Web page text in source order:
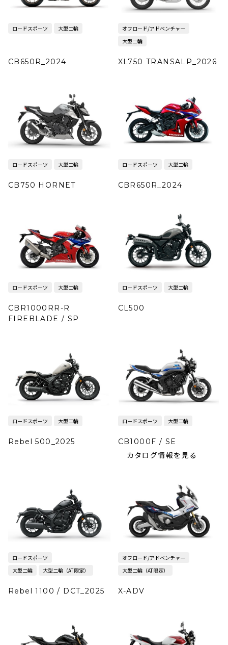
ロードスポーツ 大型二輪
CB650R_2024
オフロード/アドベンチャー
大型二輪
XL750 TRANSALP_2026
ロードスポーツ 大型二輪
CB750 HORNET
ロードスポーツ 大型二輪
CBR650R_2024
ロードスポーツ 大型二輪
CBR1000RR-R
FIREBLADE / SP
ロードスポーツ 大型二輪
CL500
ロードスポーツ 大型二輪
Rebel 500_2025
ロードスポーツ 大型二輪
CB1000F / SE
カタログ情報を見る
ロードスポーツ
大型二輪
大型二輪（AT限定）
Rebel 1100 / DCT_2025
オフロード/アドベンチャー
大型二輪（AT限定）
X-ADV